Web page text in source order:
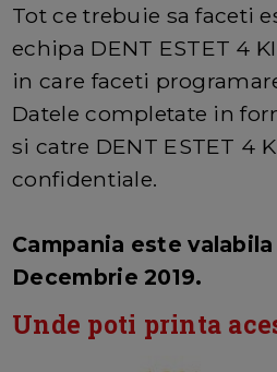
Tot ce trebuie sa faceti
echipa DENT ESTET 4
in care faceti
Datele completate in
si catre DENT ESTET 4
confidentiale.
Campania este valabila
Decembrie 2019.
Unde poti printa